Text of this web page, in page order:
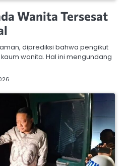
Wanita Tersesat
diprediksi bahwa pengikut
wanita. Hal ini mengundang